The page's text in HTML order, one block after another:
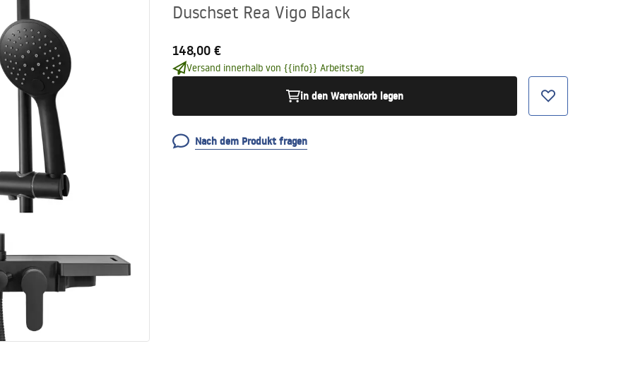
Duschset Rea Vigo Black
148,00 €
Versand innerhalb von {{info}} Arbeitstag
in den Warenkorb legen
Nach dem Produkt fragen